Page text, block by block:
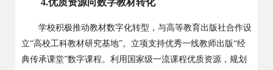
4.优质资源向数字教材转化
学校积极推动教材数字化转型，与高等教育出版社合作设
立“高校工科教材研究基地”。立项支持优秀一线教师出版“经
典传承课堂”数字课程。利用国家级一流课程优质资源，规划